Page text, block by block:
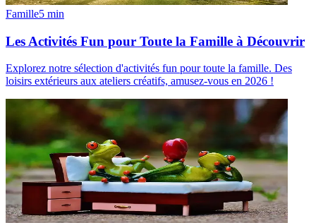
Famille5 min
Les Activités Fun pour Toute la Famille à Découvrir
Explorez notre sélection d'activités fun pour toute la famille. Des
loisirs extérieurs aux ateliers créatifs, amusez-vous en 2026 !